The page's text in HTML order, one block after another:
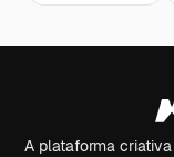
A plataforma